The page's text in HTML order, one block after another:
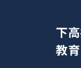
下
教